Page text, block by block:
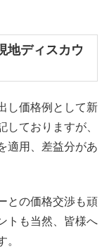
地ディスカウ
し価格例として新
ておりますが、
適用、差益分があ
との価格交渉も頑
トも当然、皆様へ
。